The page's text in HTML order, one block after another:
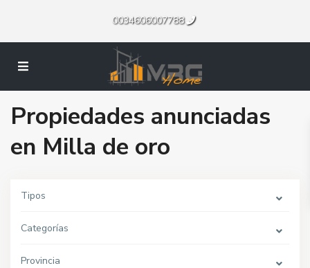
0034606007788
Propiedades anunciadas
en Milla de oro
Tipos
Categorías
Provincia